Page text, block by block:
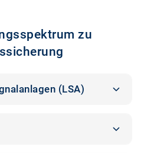
zu
(LSA)